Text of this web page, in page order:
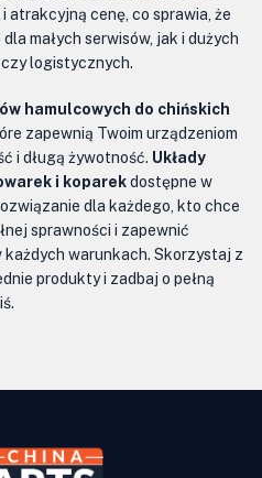
atrakcyjną cenę, co sprawia, że
małych serwisów, jak i dużych
logistycznych.
hamulcowych do chińskich
zapewnią Twoim urządzeniom
i długą żywotność. Układy
i koparekdostępne w
dla każdego, kto chce
sprawności i zapewnić
warunkach. Skorzystaj z
produkty i zadbaj o pełną